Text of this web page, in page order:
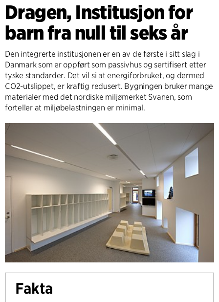
Dragen, Institusjon for
barn fra null til seks år
Den integrerte institusjonen er en av de første i sitt slag i
Danmark som er oppført som passivhus og sertifisert etter
tyske standarder. Det vil si at energiforbruket, og dermed
CO2-utslippet, er kraftig redusert. Bygningen bruker mange
materialer med det nordiske miljømerket Svanen, som
forteller at miljøbelastningen er minimal.
Fakta